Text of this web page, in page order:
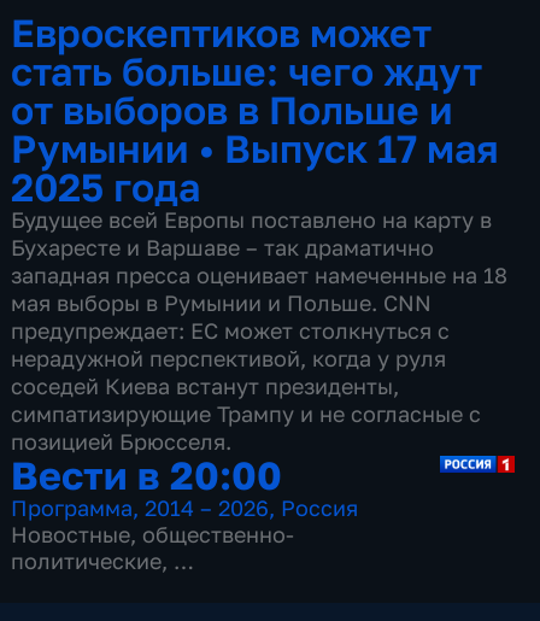
Евроскептиков может
стать больше: чего ждут
от выборов в Польше и
Румынии • Выпуск 17 мая
2025 года
Будущее всей Европы поставлено на карту в
Бухаресте и Варшаве – так драматично
западная пресса оценивает намеченные на 18
мая выборы в Румынии и Польше. CNN
предупреждает: ЕС может столкнуться с
нерадужной перспективой, когда у руля
соседей Киева встанут президенты,
симпатизирующие Трампу и не согласные с
позицией Брюсселя.
Вести в 20:00
Программа,2014 – 2026, Россия
Новостные, общественно-
политические,